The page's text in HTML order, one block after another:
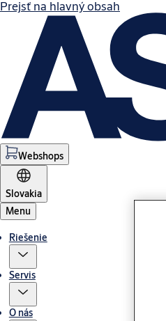
Prejsť na hlavný obsah
Webshops
Slovakia
Menu
Riešenie
Servis
O nás